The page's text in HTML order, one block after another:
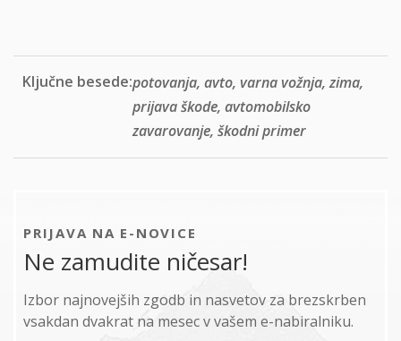
Ključne besede:potovanja, avto, varna vožnja, zima,
prijava škode, avtomobilsko
zavarovanje, škodni primer
PRIJAVA NA E-NOVICE
Ne zamudite ničesar!
Izbor najnovejših zgodb in nasvetov za brezskrben
vsakdan dvakrat na mesec v vašem e-nabiralniku.